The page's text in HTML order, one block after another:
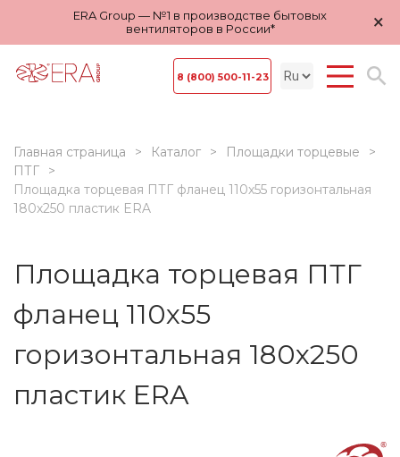
ERA Group — №1 в производстве бытовых
вентиляторов в России*
×
8 (800) 500-11-23
Главная страница Каталог
Площадки торцевые
ПТГ
Площадка торцевая ПТГ фланец 110х55 горизонтальная
180х250 пластик ERA
Площадка торцевая ПТГ
фланец 110х55
горизонтальная 180х250
пластик ERA